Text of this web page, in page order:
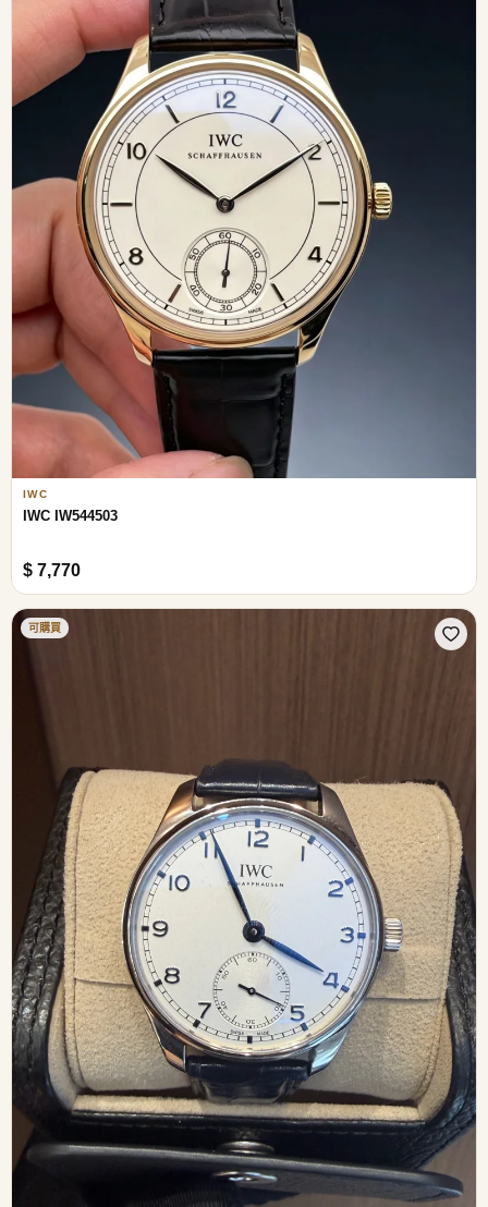
IWC
IWC IW544503
$ 7,770
可購買